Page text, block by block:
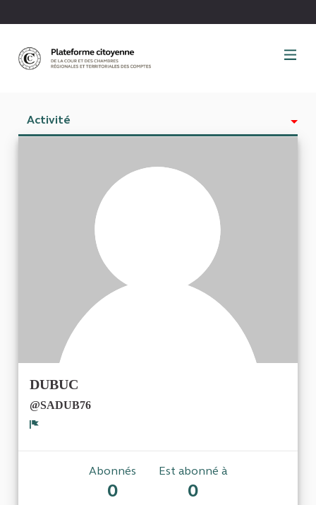
Activité
DUBUC
@SADUB76
Abonnés
0
Est abonné à
0